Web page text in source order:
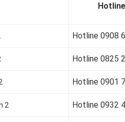
Hotline
Hotline 0908
Hotline 0825
Hotline 0901
2 Hotline 0932